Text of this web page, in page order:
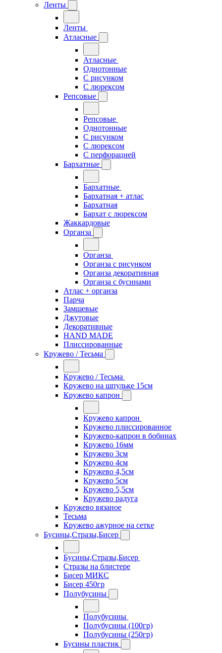
Ленты
Ленты
Атласные
Атласные
Однотонные
С рисунком
С люрексом
Репсовые
Репсовые
Однотонные
С рисунком
С люрексом
С перфорацией
Бархатные
Бархатные
Бархатная + атлас
Бархатная
Бархат с люрексом
Жаккардовые
Органза
Органза
Органза с рисунком
Органза декоративная
Органза с бусинами
Атлас + органза
Парча
Замшевые
Джутовые
Декоративные
HAND MADE
Плиссированные
Кружево / Тесьма
Кружево / Тесьма
Кружево на шпульке 15см
Кружево капрон
Кружево капрон
Кружево плиссированное
Кружево-капрон в бобинах
Кружево 16мм
Кружево 3см
Кружево 4см
Кружево 4,5см
Кружево 5см
Кружево 5,5см
Кружево радуга
Кружево вязаное
Тесьма
Кружево ажурное на сетке
Бусины,Стразы,Бисер
Бусины,Стразы,Бисер
Стразы на блистере
Бисер МИКС
Бисер 450гр
Полубусины
Полубусины
Полубусины (100гр)
Полубусины (250гр)
Бусины пластик